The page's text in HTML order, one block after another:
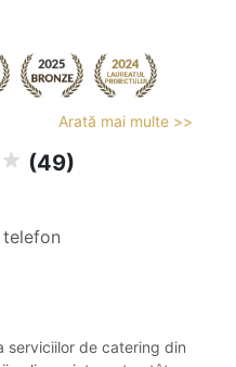
Arată mai multe >>
(49)
serviciilor de catering din